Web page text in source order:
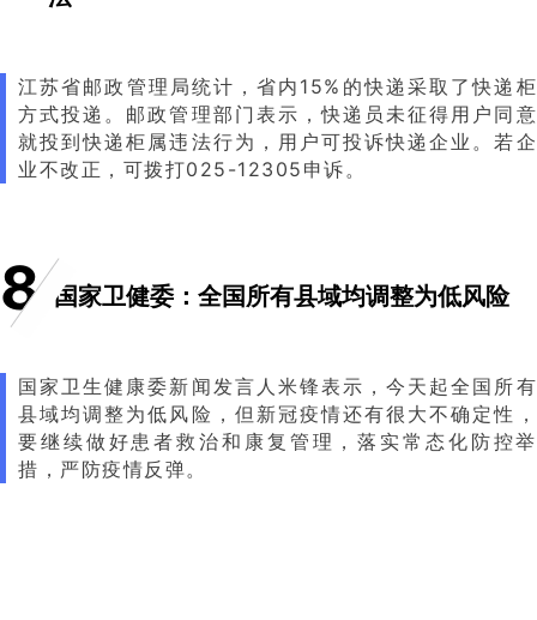
江苏省邮政管理局统计，省内15%的快递采取了快递柜
方式投递。邮政管理部门表示，快递员未征得用户同意
就投到快递柜属违法行为，用户可投诉快递企业。若企
业不改正，可拨打025-12305申诉。
8 国家卫健委：全国所有县域均调整为低风险
国家卫生健康委新闻发言人米锋表示，今天起全国所有
县域均调整为低风险，但新冠疫情还有很大不确定性，
要继续做好患者救治和康复管理，落实常态化防控举
措，严防疫情反弹。